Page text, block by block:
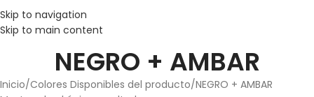
Skip to navigation
Skip to main content
NEGRO + AMBAR
Inicio Colores Disponibles del producto NEGRO + AMBAR